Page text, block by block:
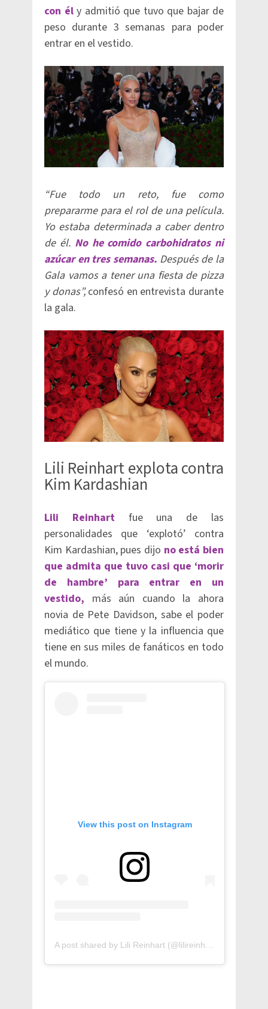
con ély admitió que tuvo que bajar de
peso durante 3 semanas para poder
entrar en el vestido.
“Fue todo un reto, fue como
prepararme para el rol de una película.
Yo estaba determinada a caber dentro
de él. No he comido carbohidratos ni
azúcar en tres semanas. Después de la
Gala vamos a tener una fiesta de pizza
y donas”,confesó en entrevista durante
la gala.
Lili Reinhart explota contra
Kim Kardashian
Lili Reinhartfue una de las
personalidades que ‘explotó’ contra
Kim Kardashian, pues dijo no está bien
que admita que tuvo casi que ‘morir
de hambre’ para entrar en un
vestido, más aún cuando la ahora
novia de Pete Davidson, sabe el poder
mediático que tiene y la influencia que
tiene en sus miles de fanáticos en todo
el mundo.
View this post on Instagram
A post shared by Lili Reinhart (@lilireinhart)